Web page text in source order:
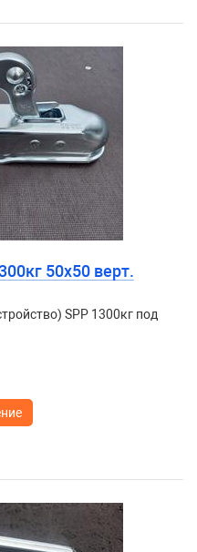
50х50 верт.
SPP 1300кг под